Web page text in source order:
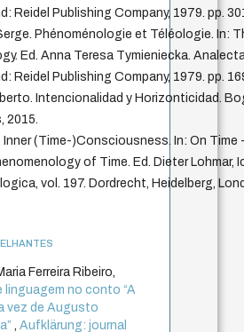
Reidel Publishing Company, 1979. pp.
Phénoménologie et Téléologie. In:
Ed. Anna Teresa Tymieniecka.
Reidel Publishing Company, 1979. pp.
Intencionalidad y Horizonticidad.
2015.
Inner (Time-)Consciousness. In: On
of Time. Ed. Dieter Lohmar,
vol. 197. Dordrecht, Heidelberg,
Ferreira Ribeiro,
linguagem no conto “A
vez de Augusto
,Aufklärung: journal